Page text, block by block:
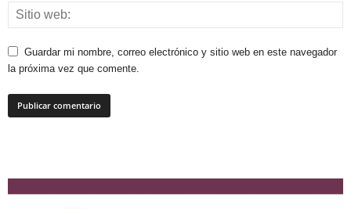
Guardar mi nombre, correo electrónico y sitio web en este navegador
la próxima vez que comente.